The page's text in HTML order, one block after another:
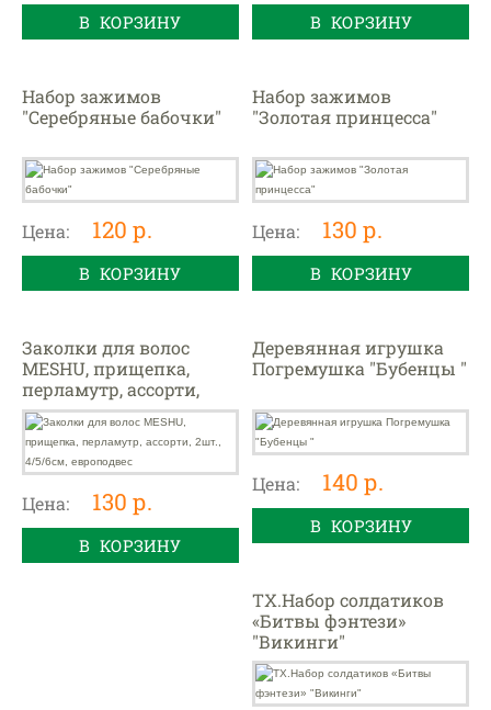
В КОРЗИНУ В КОРЗИНУ
Набор зажимов
"Серебряные бабочки"
Цена: 120 р.
В КОРЗИНУ
Набор зажимов
"Золотая принцесса"
Цена: 130 р.
В КОРЗИНУ
Заколки для волос
MESHU, прищепка,
перламутр, ассорти,
2шт., 4/5/6см,
европодвес
Цена: 130 р.
В КОРЗИНУ
Деревянная игрушка
Погремушка "Бубенцы "
Цена: 140 р.
В КОРЗИНУ
ТХ.Набор солдатиков
«Битвы фэнтези»
"Викинги"